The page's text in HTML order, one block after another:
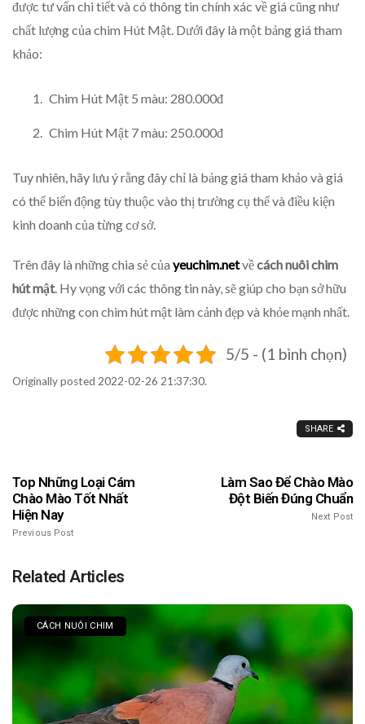
được tư vấn chi tiết và có thông tin chính xác về giá cũng như
chất lượng của chim Hút Mật. Dưới đây là một bảng giá tham
khảo:
Chim Hút Mật 5 màu: 280.000đ
Chim Hút Mật 7 màu: 250.000đ
Tuy nhiên, hãy lưu ý rằng đây chỉ là bảng giá tham khảo và giá
có thể biến động tùy thuộc vào thị trường cụ thể và điều kiện
kinh doanh của từng cơ sở.
Trên đây là những chia sẻ của yeuchim.netvềcách nuôi chim
hút mật. Hy vọng với các thông tin này, sẽ giúp cho bạn sở hữu
được những con chim hút mật làm cảnh đẹp và khỏe mạnh nhất.
5/5 - (1 bình chọn)
Originally posted 2022-02-26 21:37:30.
SHARE
Top Những Loại Cám
Chào Mào Tốt Nhất
Hiện Nay
Previous Post
Làm Sao Để Chào Mào
Đột Biến Đúng Chuẩn
Next Post
Related Articles
CÁCH NUÔI CHIM